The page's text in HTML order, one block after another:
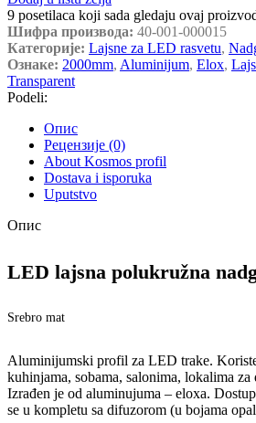
9 posetilaca koji sada gledaju ovaj
Шифра производа: 40-001-000015
Категорије: Lajsne za LED rasvetu,
Ознаке: 2000mm, Aluminijum, Elox,
Transparent
Podeli:
Опис
Рецензије (0)
About Kosmos profil
Dostava i isporuka
Uputstvo
Опис
LED lajsna polukružna
Srebro mat
Aluminijumski profil za LED trake.
kuhinjama, sobama, salonima, lokalima
Izrađen je od aluminujuma – eloxa.
se u kompletu sa difuzorom (u bojama